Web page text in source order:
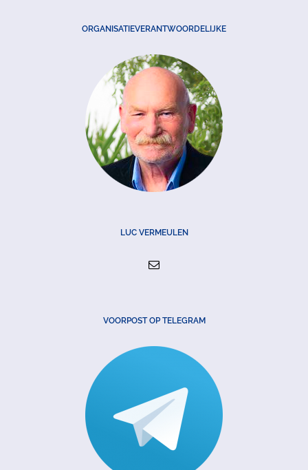
ORGANISATIEVERANTWOORDELIJKE
LUC VERMEULEN
VOORPOST OP TELEGRAM